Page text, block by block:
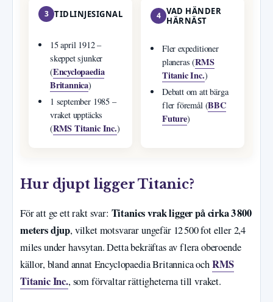
3 TIDLINJESIGNAL
15 april 1912 –
skeppet sjunker
(Encyclopaedia
Britannica)
1 september 1985 –
vraket upptäcks
(RMS Titanic Inc.)
4 VAD HÄNDER
HÄRNÄST
Fler expeditioner
planeras (RMS
Titanic Inc.)
Debatt om att bärga
fler föremål (BBC
Future)
Hur djupt ligger Titanic?
För att ge ett rakt svar: Titanics vrak ligger på cirka 3 800
meters djup, vilket motsvarar ungefär 12 500 fot eller 2,4
miles under havsytan. Detta bekräftas av flera oberoende
källor, bland annat Encyclopaedia Britannica ochRMS
Titanic Inc., som förvaltar rättigheterna till vraket.